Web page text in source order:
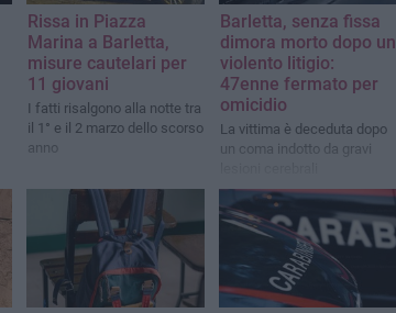
Rissa in Piazza
Marina a Barletta,
misure cautelari per
11 giovani
I fatti risalgono alla notte tra
il 1° e il 2 marzo dello scorso
anno
Barletta, senza fissa
dimora morto dopo un
violento litigio:
47enne fermato per
omicidio
La vittima è deceduta dopo
un coma indotto da gravi